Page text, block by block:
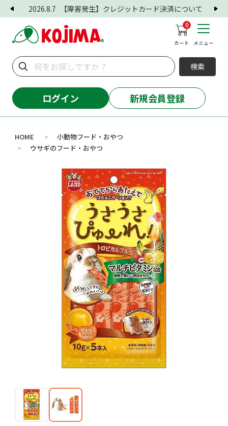
2026.8.7 【障害発生】クレジットカード決済について
0
カート メニュー
検索
ログイン 新規会員登録
HOME > 小動物フード・おやつ
> ウサギのフード・おやつ